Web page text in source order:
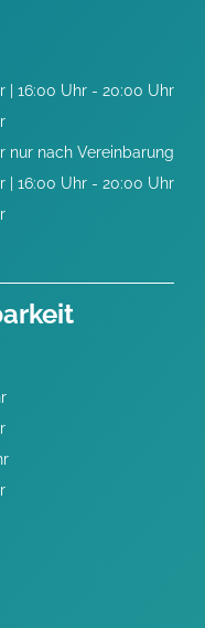
| 16:00 Uhr - 20:00 Uhr
nur nach Vereinbarung
| 16:00 Uhr - 20:00 Uhr